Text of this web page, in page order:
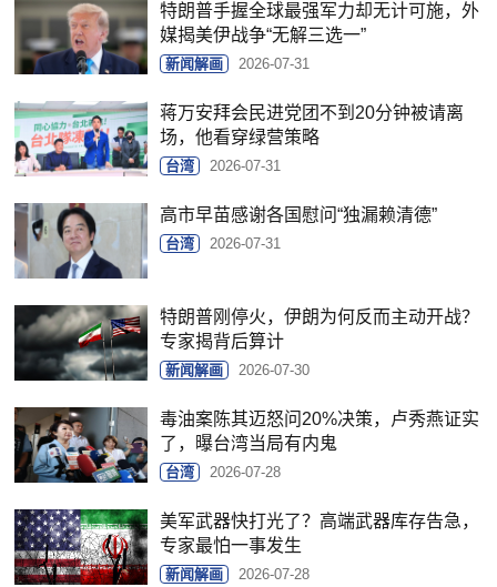
特朗普手握全球最强军力却无计可施，外
媒揭美伊战争“无解三选一”
新闻解画 2026-07-31
蒋万安拜会民进党团不到20分钟被请离
场，他看穿绿营策略
台湾 2026-07-31
高市早苗感谢各国慰问“独漏赖清德”
台湾 2026-07-31
特朗普刚停火，伊朗为何反而主动开战？
专家揭背后算计
新闻解画 2026-07-30
毒油案陈其迈怒问20%决策，卢秀燕证实
了，曝台湾当局有内鬼
台湾 2026-07-28
美军武器快打光了？高端武器库存告急，
专家最怕一事发生
新闻解画 2026-07-28